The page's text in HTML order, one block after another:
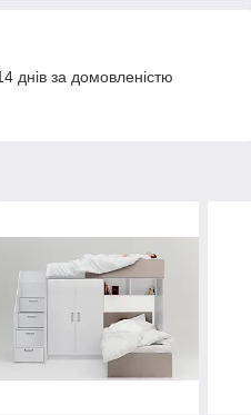
днів за домовленістю